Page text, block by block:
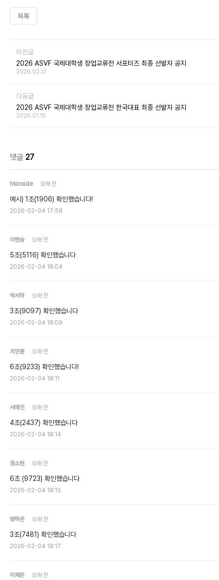
목록
이전글
2026 ASVF 국제대학생 창업교류전 서포터즈 최종 선발자 공지
2026.02.12
다음글
2026 ASVF 국제대학생 창업교류전 한국대표 최종 선발자 공지
2026.01.15
댓글 27
hkinside 오래 전
예시) 1조(1906) 확인했습니다!
2026-02-04 17:58
이현승 오래 전
5조(5116) 확인했습니다
2026-02-04 18:04
박서하 오래 전
3조(9097) 확인했습니다
2026-02-04 18:09
지인환 오래 전
6조(9233) 확인했습니다!
2026-02-04 18:11
서예진 오래 전
4조(2437) 확인했습니다
2026-02-04 18:14
임소현 오래 전
6조 (9723) 확인했습니다
2026-02-04 18:15
방하은 오래 전
3조(7481) 확인했습니다
2026-02-04 18:17
이채은 오래 전